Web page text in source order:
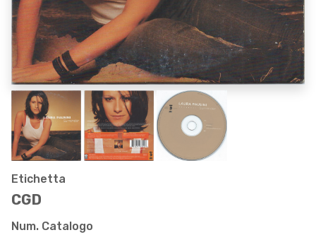
Etichetta
CGD
Num. Catalogo